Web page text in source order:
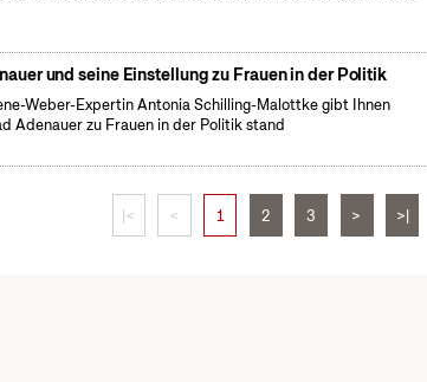
und seine Einstellung zu Frauen in der Politik
Weber-Expertin Antonia Schilling-Malottke gibt Ihnen
Adenauer zu Frauen in der Politik stand
|< < 1 2 3 > >|